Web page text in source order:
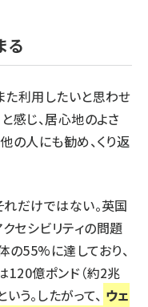
る
た利用したいと思わせ
感じ、居心地のよさ
の人にも勧め、くり返
れだけではない。英国
セシビリティの問題
の55%に達しており、
億ポンド（約2兆
う。したがって、 ウェ